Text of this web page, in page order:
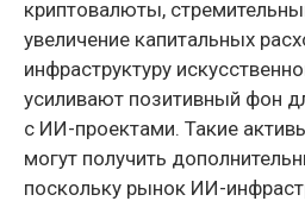
криптовалюты,
увеличение капитальных
инфраструктуру
усиливают позитивный фон
с ИИ-проектами. Такие
могут получить
поскольку рынок ИИ-